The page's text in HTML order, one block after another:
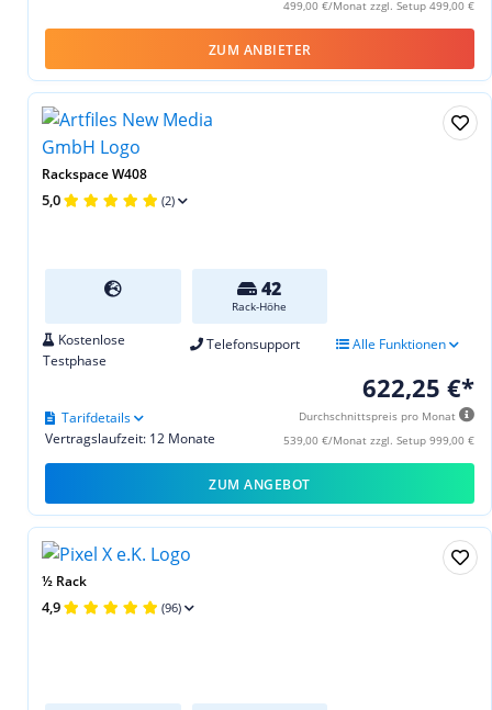
499,00 €/Monat zzgl. Setup 499,00 €
ZUM ANBIETER
Rackspace W408
5,0 (2)
42
Rack-Höhe
Kostenlose
Testphase
Telefonsupport Alle Funktionen
622,25 €*
Durchschnittspreis pro Monat
539,00 €/Monat zzgl. Setup 999,00 €
Vertragslaufzeit: 12 Monate
Tarifdetails
ZUM ANGEBOT
½ Rack
4,9 (96)